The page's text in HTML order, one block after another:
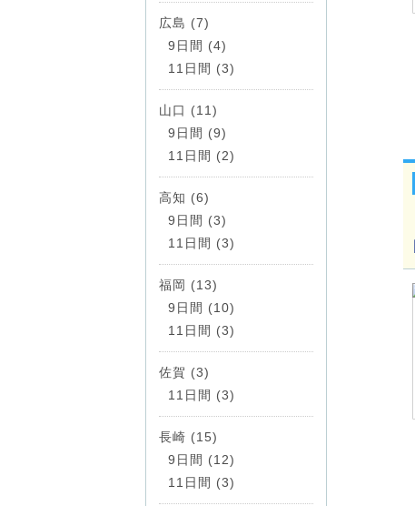
広島 (7)
9日間 (4)
11日間 (3)
山口 (11)
9日間 (9)
11日間 (2)
高知 (6)
9日間 (3)
11日間 (3)
福岡 (13)
9日間 (10)
11日間 (3)
佐賀 (3)
11日間 (3)
長崎 (15)
9日間 (12)
11日間 (3)